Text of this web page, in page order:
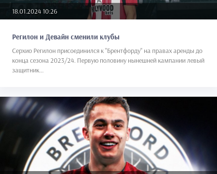
18.01.2024 10:26
Регилон и Девайн сменили клубы
Серхио Регилон присоединился к "Брентфорду" на правах аренды до
конца сезона 2023/24. Первую половину нынешней кампании левый
защитник...